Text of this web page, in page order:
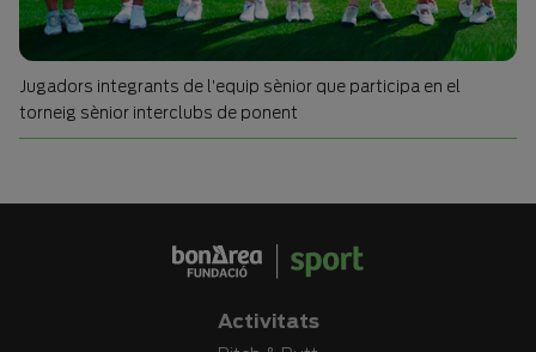
Jugadors integrants de l’equip sènior que participa en el
torneig sènior interclubs de ponent
Activitats